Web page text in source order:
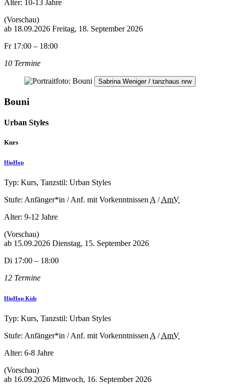
Alter: 10-13 Jahre
(Vorschau)
ab 18.09.2026 Freitag, 18. September 2026
Fr 17:00 – 18:00
10 Termine
Sabrina Weniger / tanzhaus nrw
Bouni
Urban Styles
Kurs
HipHop
Typ: Kurs, Tanzstil: Urban Styles
Stufe: Anfänger*in / Anf. mit Vorkenntnissen A /AmV
Alter: 9-12 Jahre
(Vorschau)
ab 15.09.2026 Dienstag, 15. September 2026
Di 17:00 – 18:00
12 Termine
HipHop Kids
Typ: Kurs, Tanzstil: Urban Styles
Stufe: Anfänger*in / Anf. mit Vorkenntnissen A /AmV
Alter: 6-8 Jahre
(Vorschau)
ab 16.09.2026 Mittwoch, 16. September 2026